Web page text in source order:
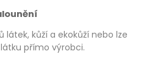
látek, kůží a ekokůží nebo lze
přímo výrobci.